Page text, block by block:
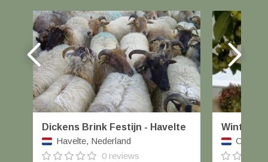
Dickens Brink Festijn - Havelte
Havelte, Nederland
0 reviews